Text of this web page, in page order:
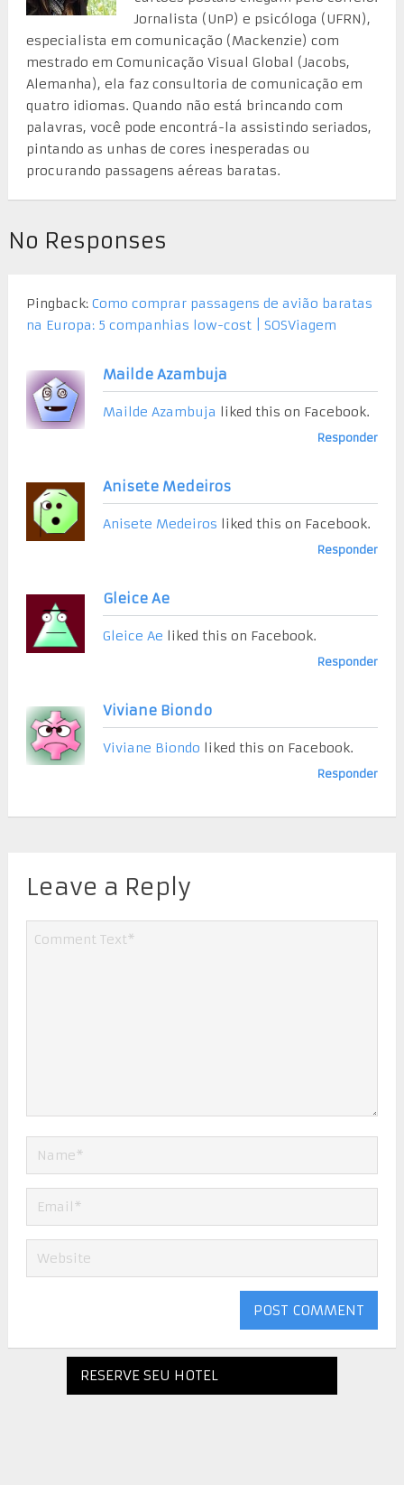
Jornalista (UnP) e psicóloga (UFRN),
especialista em comunicação (Mackenzie) com
mestrado em Comunicação Visual Global (Jacobs,
Alemanha), ela faz consultoria de comunicação em
quatro idiomas. Quando não está brincando com
palavras, você pode encontrá-la assistindo seriados,
pintando as unhas de cores inesperadas ou
procurando passagens aéreas baratas.
No Responses
Pingback: Como comprar passagens de avião baratas
na Europa: 5 companhias low-cost | SOSViagem
Mailde Azambuja
Mailde Azambuja liked this on Facebook.
Responder
Anisete Medeiros
Anisete Medeiros liked this on Facebook.
Responder
Gleice Ae
Gleice Ae liked this on Facebook.
Responder
Viviane Biondo
Viviane Biondo liked this on Facebook.
Responder
Leave a Reply
RESERVE SEU HOTEL